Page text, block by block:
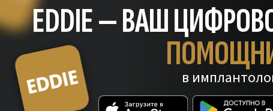
EDDIE — ВАШ
в